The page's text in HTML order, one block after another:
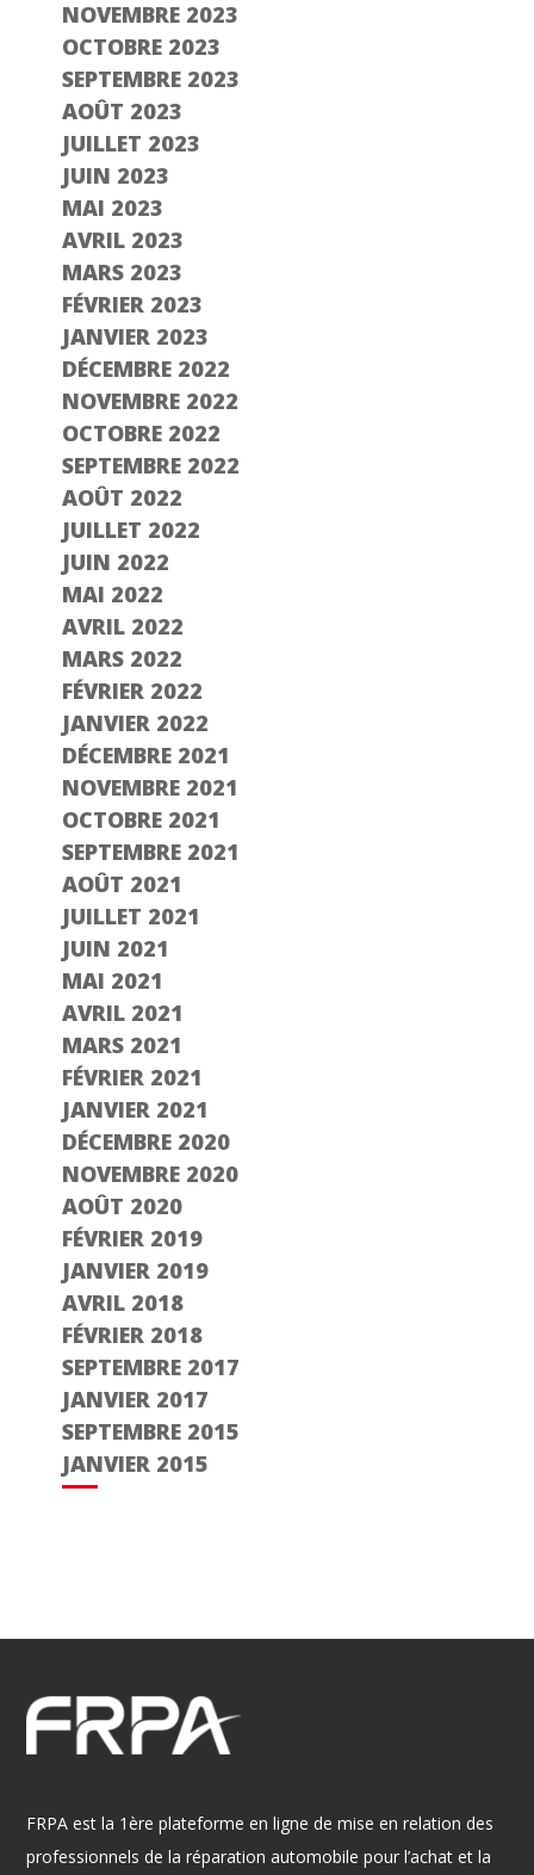
NOVEMBRE 2023
OCTOBRE 2023
SEPTEMBRE 2023
AOÛT 2023
JUILLET 2023
JUIN 2023
MAI 2023
AVRIL 2023
MARS 2023
FÉVRIER 2023
JANVIER 2023
DÉCEMBRE 2022
NOVEMBRE 2022
OCTOBRE 2022
SEPTEMBRE 2022
AOÛT 2022
JUILLET 2022
JUIN 2022
MAI 2022
AVRIL 2022
MARS 2022
FÉVRIER 2022
JANVIER 2022
DÉCEMBRE 2021
NOVEMBRE 2021
OCTOBRE 2021
SEPTEMBRE 2021
AOÛT 2021
JUILLET 2021
JUIN 2021
MAI 2021
AVRIL 2021
MARS 2021
FÉVRIER 2021
JANVIER 2021
DÉCEMBRE 2020
NOVEMBRE 2020
AOÛT 2020
FÉVRIER 2019
JANVIER 2019
AVRIL 2018
FÉVRIER 2018
SEPTEMBRE 2017
JANVIER 2017
SEPTEMBRE 2015
JANVIER 2015
FRPA est la 1ère plateforme en ligne de mise en relation des
professionnels de la réparation automobile pour l’achat et la